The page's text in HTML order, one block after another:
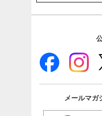
メールマガ